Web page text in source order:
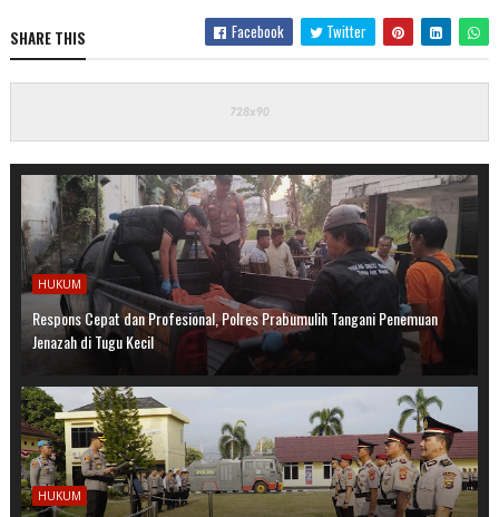
SHARE THIS Facebook Twitter
HUKUM
Respons Cepat dan Profesional, Polres Prabumulih Tangani Penemuan
Jenazah di Tugu Kecil
HUKUM